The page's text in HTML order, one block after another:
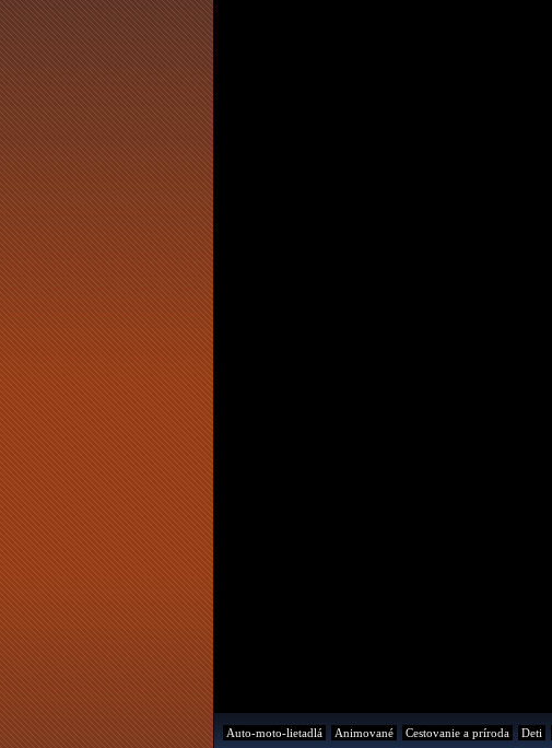
Auto-moto-lietadlá Animované Cestovanie a príroda Deti